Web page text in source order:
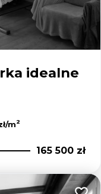
idealne
m2
165 500 zł